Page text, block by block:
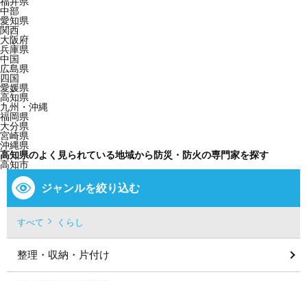
中部
愛知県
関西
大阪府
兵庫県
中国
広島県
四国
愛媛県
高知県
九州・沖縄
福岡県
大分県
宮崎県
沖縄県
高知県のよく見られている地域から防災・防火の専門家を探す
高知市
ジャンルを絞り込む
すべて くらし
整理・収納・片付け